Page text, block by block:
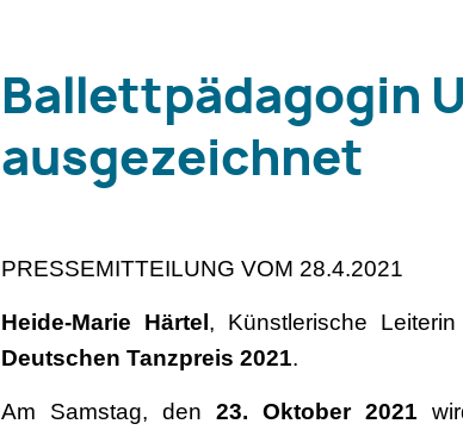
Ballettpädagogin
ausgezeichnet
PRESSEMITTEILUNG VOM 28.4.2021
Heide-Marie Härtel , Künstlerische
Deutschen Tanzpreis 2021.
Am Samstag, den 23. Oktober 2021